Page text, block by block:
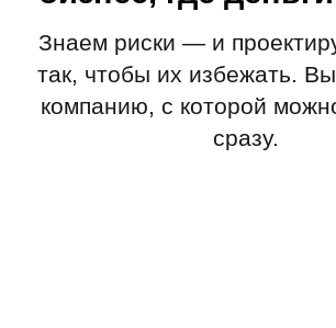
Почитайте, что пишут о нас клиенты
Говорят, мы неплохо
работаем